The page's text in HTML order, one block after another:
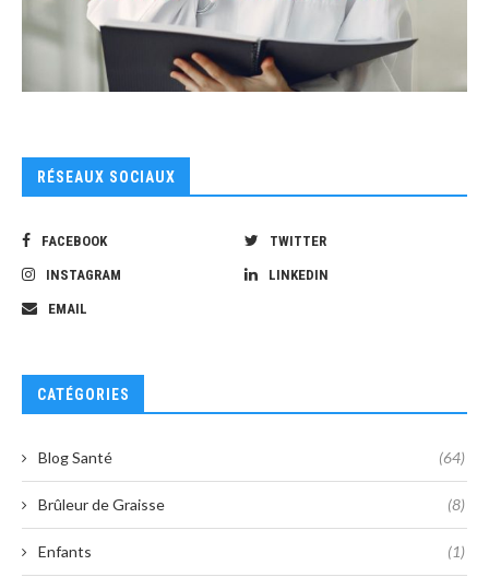
RÉSEAUX SOCIAUX
FACEBOOK TWITTER
INSTAGRAM LINKEDIN
EMAIL
CATÉGORIES
Blog Santé (64)
Brûleur de Graisse (8)
Enfants (1)